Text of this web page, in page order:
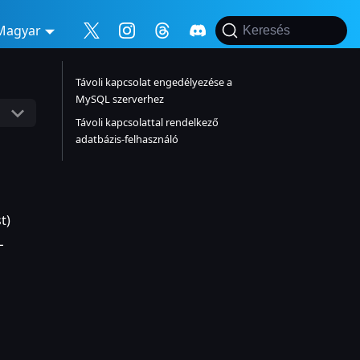
Keresés
Távoli kapcsolat engedélyezése a
MySQL szerverhez
Távoli kapcsolattal rendelkező
adatbázis-felhasználó